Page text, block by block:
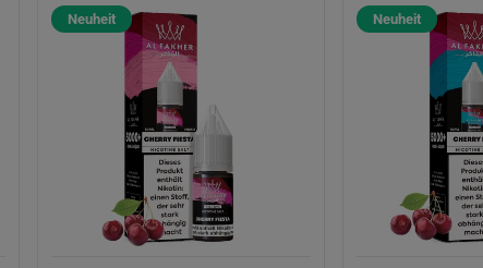
Neuheit Neuheit